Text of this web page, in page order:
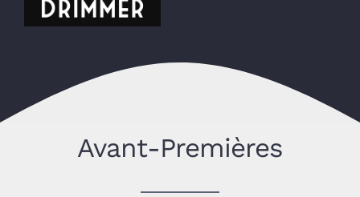
Avant-Premières